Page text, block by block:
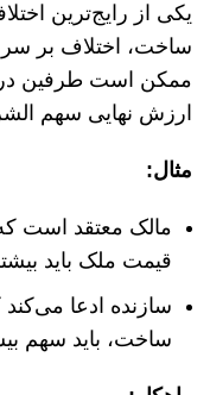
یکی از رایج‌ترین
ساخت، اختلاف بر
ممکن است طرفین در
ارزش نهایی سهم
مثال:
مالک معتقد است
قیمت ملک باید
سازنده ادعا
ساخت، باید سهم